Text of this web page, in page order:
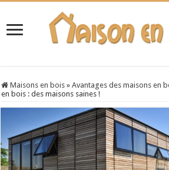
Maisons en bois » Avantages des maisons en
en bois : des maisons saines !